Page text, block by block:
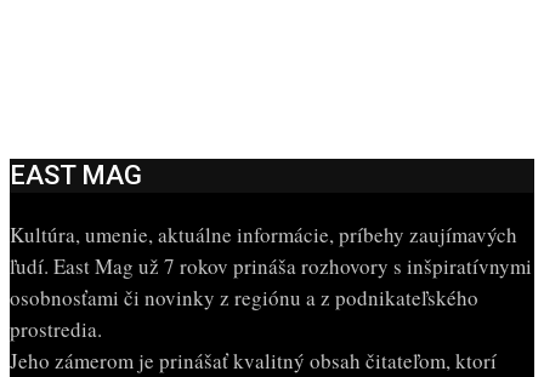
EAST MAG
Kultúra, umenie, aktuálne informácie, príbehy zaujímavých
ľudí. East Mag už 7 rokov prináša rozhovory s inšpiratívnymi
osobnosťami či novinky z regiónu a z podnikateľského
prostredia.
Jeho zámerom je prinášať kvalitný obsah čitateľom, ktorí